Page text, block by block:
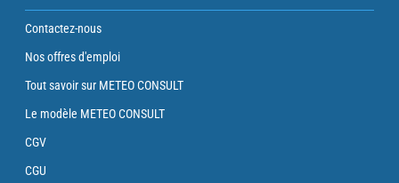
Contactez-nous
Nos offres d'emploi
Tout savoir sur METEO CONSULT
Le modèle METEO CONSULT
CGV
CGU